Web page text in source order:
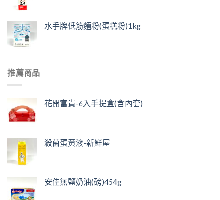
水手牌低筋麵粉(蛋糕粉)1kg
推薦商品
花開富貴-6入手提盒(含內套)
殺菌蛋黃液-新鮮屋
安佳無鹽奶油(磅)454g